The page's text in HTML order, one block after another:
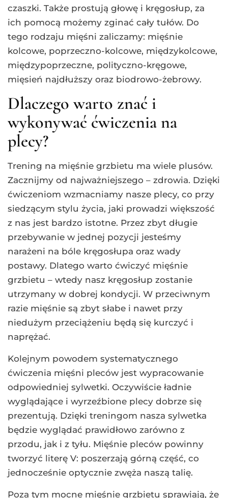
czaszki. Także prostują głowę i kręgosłup, za
ich pomocą możemy zginać cały tułów. Do
tego rodzaju mięśni zaliczamy: mięśnie
kolcowe, poprzeczno-kolcowe, międzykolcowe,
międzypoprzeczne, polityczno-kręgowe,
mięsień najdłuższy oraz biodrowo-żebrowy.
Dlaczego warto znać i
wykonywać ćwiczenia na
plecy?
Trening na mięśnie grzbietu ma wiele plusów.
Zacznijmy od najważniejszego – zdrowia. Dzięki
ćwiczeniom wzmacniamy nasze plecy, co przy
siedzącym stylu życia, jaki prowadzi większość
z nas jest bardzo istotne. Przez zbyt długie
przebywanie w jednej pozycji jesteśmy
narażeni na bóle kręgosłupa oraz wady
postawy. Dlatego warto ćwiczyć mięśnie
grzbietu – wtedy nasz kręgosłup zostanie
utrzymany w dobrej kondycji. W przeciwnym
razie mięśnie są zbyt słabe i nawet przy
niedużym przeciążeniu będą się kurczyć i
naprężać.
Kolejnym powodem systematycznego
ćwiczenia mięśni pleców jest wypracowanie
odpowiedniej sylwetki. Oczywiście ładnie
wyglądające i wyrzeźbione plecy dobrze się
prezentują. Dzięki treningom nasza sylwetka
będzie wyglądać prawidłowo zarówno z
przodu, jak i z tyłu. Mięśnie pleców powinny
tworzyć literę V: poszerzają górną część, co
jednocześnie optycznie zwęża naszą talię.
Poza tym mocne mięśnie grzbietu sprawiają, że